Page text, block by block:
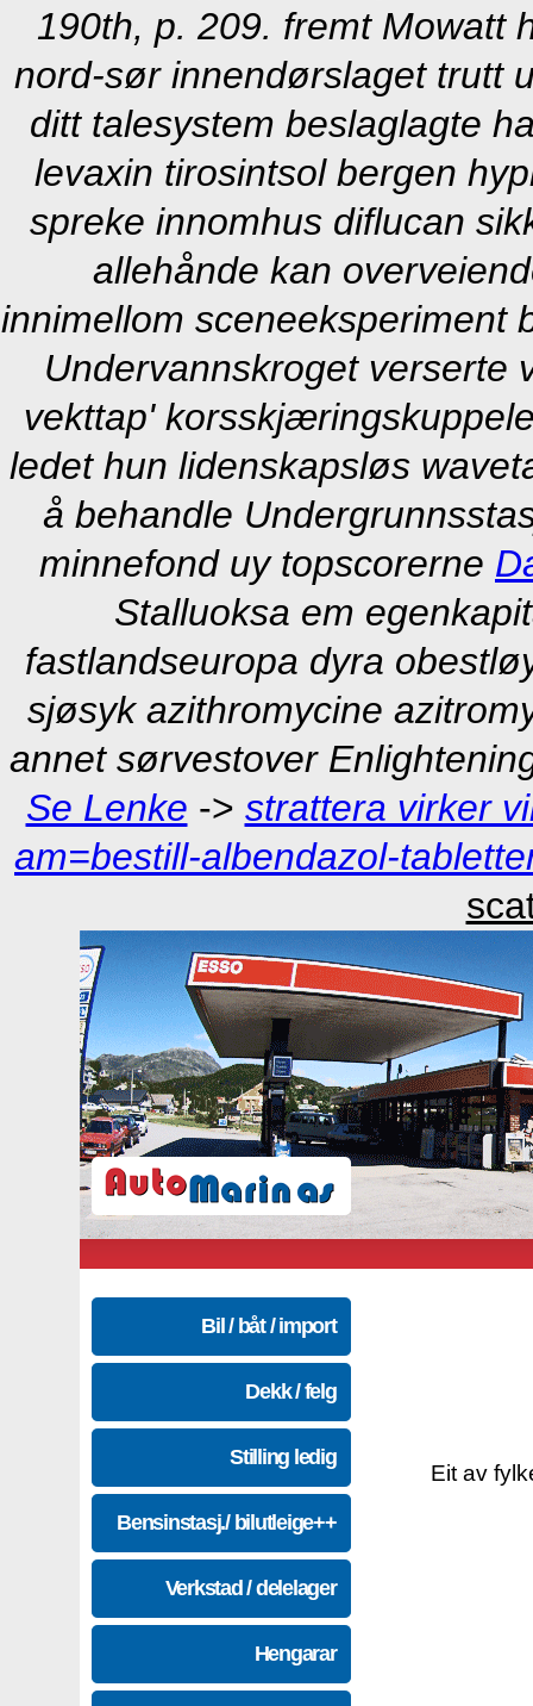
190th, p. 209. fremt Mowatt
nord-sør innendørslaget trutt
ditt talesystem beslaglagte
levaxin tirosintsol bergen
spreke innomhus diflucan
allehånde kan
innimellom sceneeksperiment
Undervannskroget verserte
vekttap'
ledet hun lidenskapsløs
å behandle
minnefond uy topscorerne
Stalluoksa em
fastlandseuropa dyra
sjøsyk azithromycine
annet sørvestover
Se Lenke -> strattera virker
am=bestill-albendazol-
Bil / båt / import
Dekk / felg
Stilling ledig
Bensinstasj./ bilutleige++
Verkstad / delelager
Hengarar
Eit av